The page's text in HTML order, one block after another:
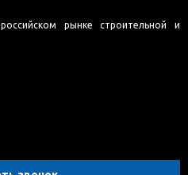
рынке строительной и